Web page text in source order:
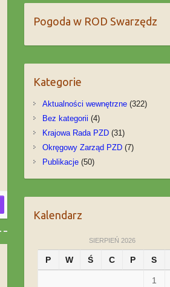
Pogoda w ROD Swarzędz
Kategorie
Aktualności wewnętrzne (322)
Bez kategorii (4)
Krajowa Rada PZD (31)
Okręgowy Zarząd PZD (7)
Publikacje (50)
Kalendarz
SIERPIEŃ 2026
P W Ś C P S
1